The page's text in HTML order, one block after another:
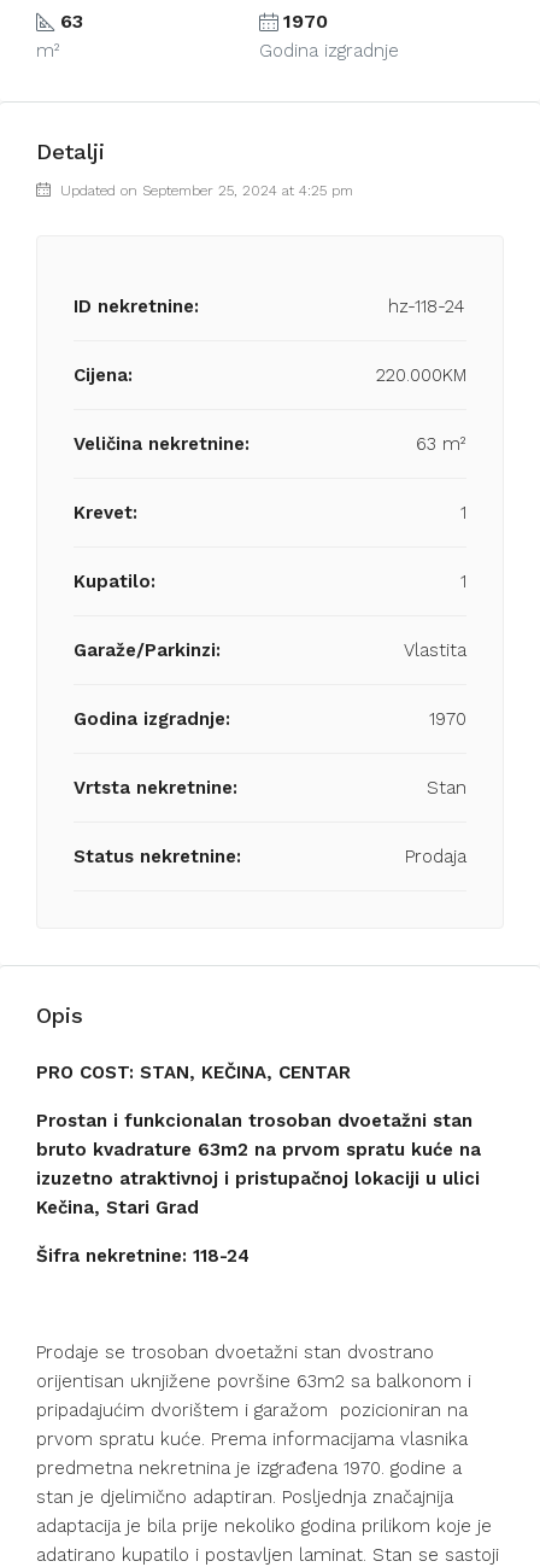
63
m²
1970
Godina izgradnje
Detalji
Updated on September 25, 2024 at 4:25 pm
ID nekretnine: hz-118-24
Cijena: 220.000KM
Veličina nekretnine: 63 m²
Krevet: 1
Kupatilo: 1
Garaže/Parkinzi: Vlastita
Godina izgradnje: 1970
Vrtsta nekretnine: Stan
Status nekretnine: Prodaja
Opis
PRO COST: STAN, KEČINA, CENTAR
Prostan i funkcionalan trosoban dvoetažni stan
bruto kvadrature 63m2 na prvom spratu kuće na
izuzetno atraktivnoj i pristupačnoj lokaciji u ulici
Kečina, Stari Grad
Šifra nekretnine: 118-24
Prodaje se trosoban dvoetažni stan dvostrano
orijentisan uknjižene površine 63m2 sa balkonom i
pripadajućim dvorištem i garažom pozicioniran na
prvom spratu kuće. Prema informacijama vlasnika
predmetna nekretnina je izgrađena 1970. godine a
stan je djelimično adaptiran. Posljednja značajnija
adaptacija je bila prije nekoliko godina prilikom koje je
adatirano kupatilo i postavljen laminat. Stan se sastoji